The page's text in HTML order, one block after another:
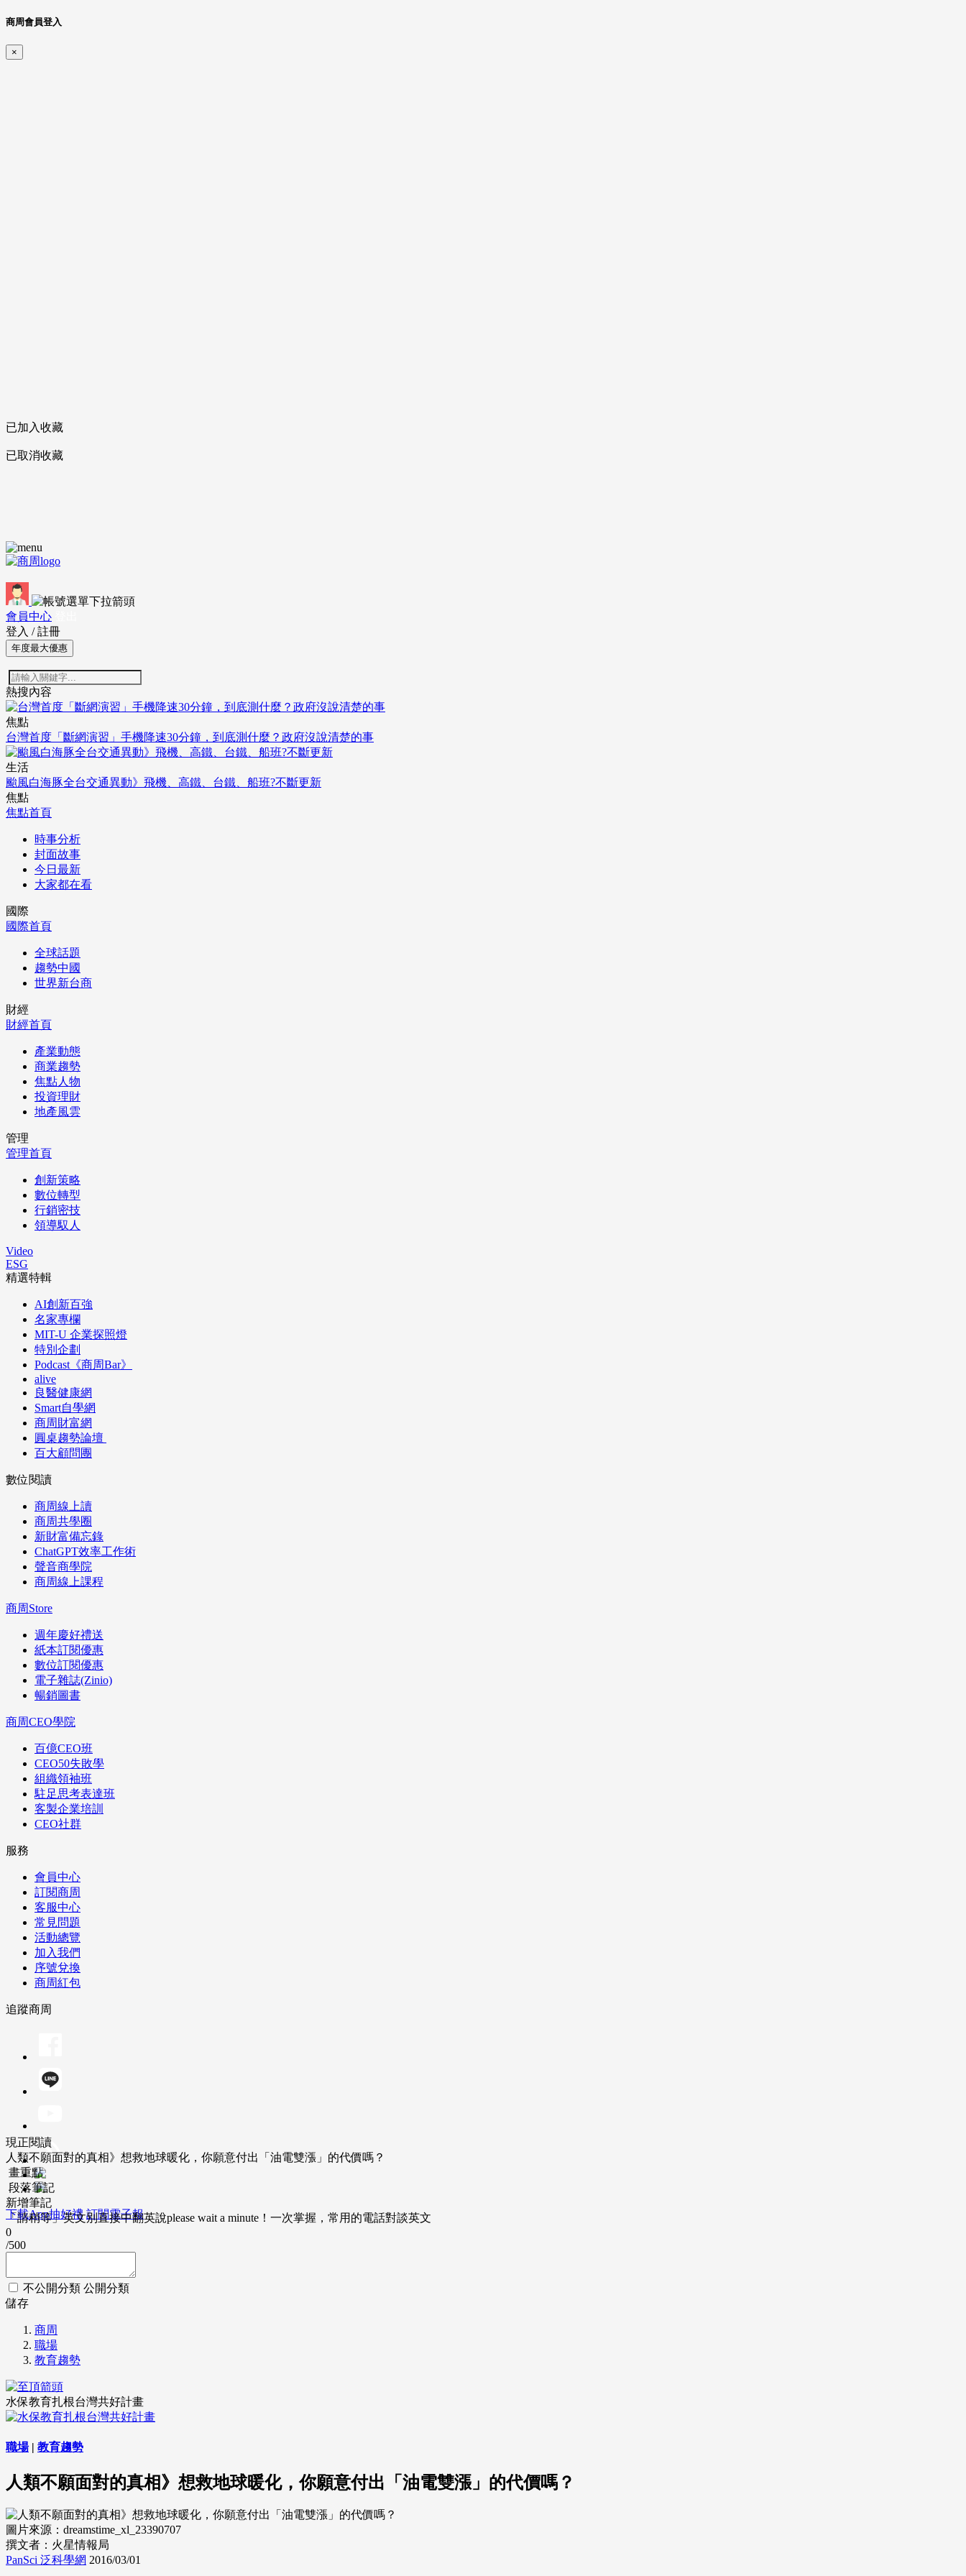
商周會員登入
×
已加入收藏
已取消收藏
會員中心
登入 / 註冊
年度最大優惠
熱搜內容
焦點
台灣首度「斷網演習」手機降速30分鐘，到底測什麼？政府沒說清楚的事
生活
颱風白海豚全台交通異動》飛機、高鐵、台鐵、船班?不斷更新
焦點
焦點首頁
時事分析
封面故事
今日最新
大家都在看
國際
國際首頁
全球話題
趨勢中國
世界新台商
財經
財經首頁
產業動態
商業趨勢
焦點人物
投資理財
地產風雲
管理
管理首頁
創新策略
數位轉型
行銷密技
領導馭人
Video
ESG
精選特輯
AI創新百強
名家專欄
MIT-U 企業探照燈
特別企劃
Podcast《商周Bar》
alive
良醫健康網
Smart自學網
商周財富網
圓桌趨勢論壇
百大顧問團
數位閱讀
商周線上讀
商周共學圈
新財富備忘錄
ChatGPT效率工作術
聲音商學院
商周線上課程
商周Store
週年慶好禮送
紙本訂閱優惠
數位訂閱優惠
電子雜誌(Zinio)
暢銷圖書
商周CEO學院
百億CEO班
CEO50失敗學
組織領袖班
駐足思考表達班
客製企業培訓
CEO社群
服務
會員中心
訂閱商周
客服中心
常見問題
活動總覽
加入我們
序號兌換
商周紅包
追蹤商周
下載App抽好禮 訂閱電子報
現正閱讀
人類不願面對的真相》想救地球暖化，你願意付出「油電雙漲」的代價嗎？
畫重點
段落筆記
新增筆記
「請稍等」英文別直接中翻英說please wait a minute！一次掌握，常用的電話對談英文
0
/500
不公開分類 公開分類
儲存
商周
職場
教育趨勢
水保教育扎根台灣共好計畫
職場| 教育趨勢
人類不願面對的真相》想救地球暖化，你願意付出「油電雙漲」的代價嗎？
圖片來源：dreamstime_xl_23390707
撰文者：火星情報局
PanSci 泛科學網 2016/03/01